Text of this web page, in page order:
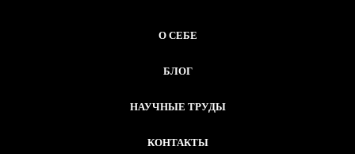
О СЕБЕ
БЛОГ
НАУЧНЫЕ ТРУДЫ
КОНТАКТЫ